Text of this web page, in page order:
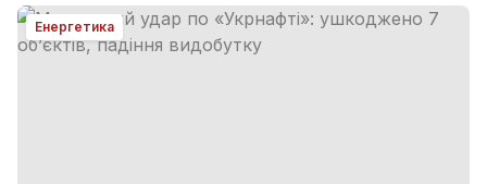
Енергетика